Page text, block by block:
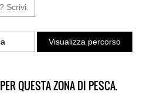
QUESTA ZONA DI PESCA.